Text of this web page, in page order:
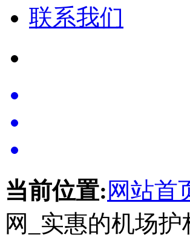
联系我们
当前位置: 网站首
网_实惠的机场护